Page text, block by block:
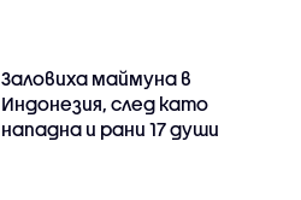
Заловиха маймуна в
Индонезия, след като
нападна и рани 17 души